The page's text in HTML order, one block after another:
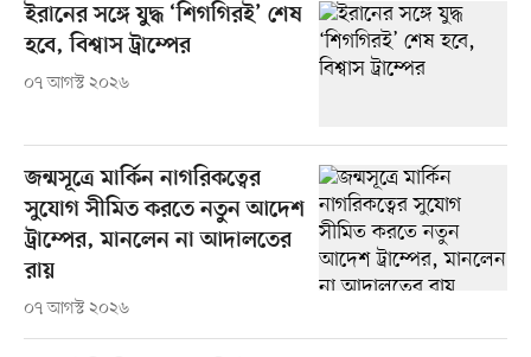
ইরানের সঙ্গে যুদ্ধ ‘শিগগিরই’ শেষ
হবে, বিশ্বাস ট্রাম্পের
০৭ আগস্ট ২০২৬
জন্মসূত্রে মার্কিন নাগরিকত্বের
সুযোগ সীমিত করতে নতুন আদেশ
ট্রাম্পের, মানলেন না আদালতের
রায়
০৭ আগস্ট ২০২৬